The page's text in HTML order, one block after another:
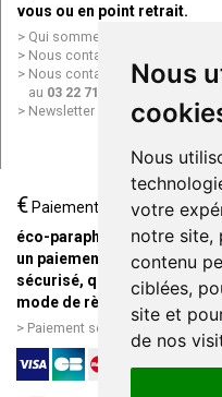
Nous
Nous
votre
notre site,
contenu
ciblées,
site et
de nos
vous ou en point retrait.
Qui sommes nous ?
Nous contacter par e-mail
Nous contacter par téléphone
au 03 22 71 64 10
Newsletter
€Paiement
éco-parapharmacie.fr offre
un paiement entièrement
sécurisé, quel que soit le
mode de règlement
Paiement sécurisé et simple